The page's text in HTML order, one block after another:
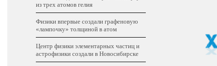
из трех атомов гелия
Физики впервые создали графеновую
«лампочку» толщиной в атом
Центр физики элементарных частиц и
астрофизики создали в Новосибирске